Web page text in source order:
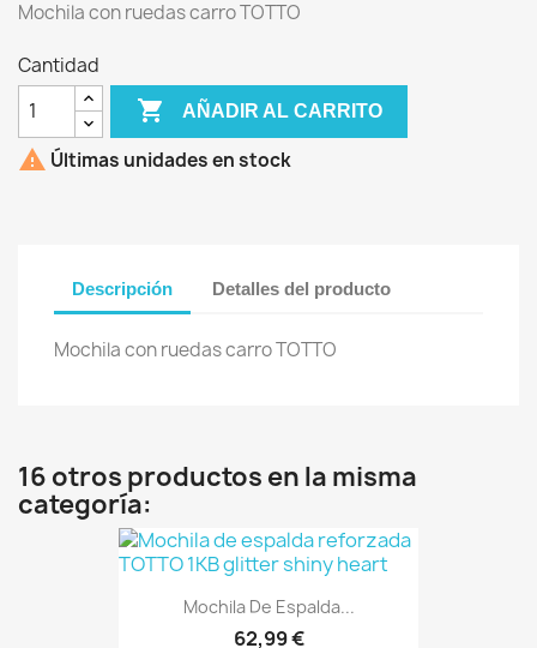
Mochila con ruedas carro TOTTO
Cantidad
 AÑADIR AL CARRITO
 Últimas unidades en stock
Descripción Detalles del producto
Mochila con ruedas carro TOTTO
16 otros productos en la misma
categoría:
Mochila De Espalda...
62,99 €